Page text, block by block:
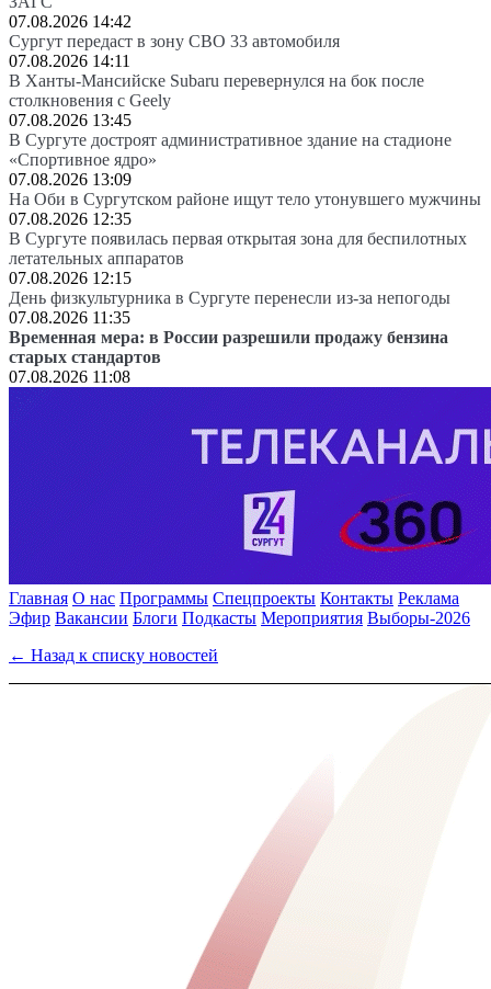
07.08.2026 14:42
Сургут передаст в зону СВО 33 автомобиля
07.08.2026 14:11
В Ханты-Мансийске Subaru перевернулся на бок после
столкновения с Geely
07.08.2026 13:45
В Сургуте достроят административное здание на стадионе
«Спортивное ядро»
07.08.2026 13:09
На Оби в Сургутском районе ищут тело утонувшего мужчины
07.08.2026 12:35
В Сургуте появилась первая открытая зона для беспилотных
летательных аппаратов
07.08.2026 12:15
День физкультурника в Сургуте перенесли из-за непогоды
07.08.2026 11:35
Временная мера: в России разрешили продажу бензина
старых стандартов
07.08.2026 11:08
Главная О нас Программы Спецпроекты Контакты Реклама
Эфир Вакансии Блоги Подкасты Мероприятия Выборы-2026
← Назад к списку новостей